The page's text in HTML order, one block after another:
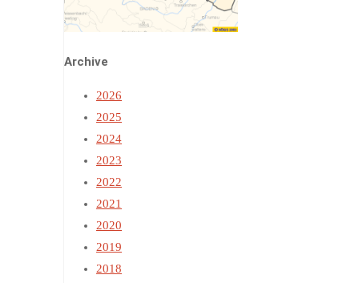
Archive
2026
2025
2024
2023
2022
2021
2020
2019
2018